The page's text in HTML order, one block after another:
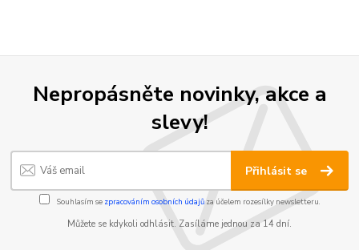
Nepropásněte novinky, akce a
slevy!
Přihlásit se
Souhlasím se zpracováním osobních údajůza účelem rozesílky newsletteru.
Můžete se kdykoli odhlásit. Zasíláme jednou za 14 dní.